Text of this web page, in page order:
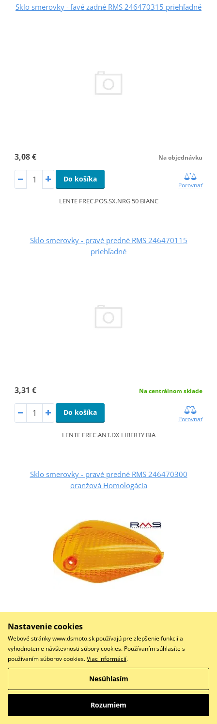
Sklo smerovky - ľavé zadné RMS 246470315 priehľadné
3,08 € Na objednávku
Do košíka
Porovnať
LENTE FREC.POS.SX.NRG 50 BIANC
Sklo smerovky - pravé predné RMS 246470115
priehľadné
3,31 € Na centrálnom sklade
Do košíka
Porovnať
LENTE FREC.ANT.DX LIBERTY BIA
Sklo smerovky - pravé predné RMS 246470300
oranžová Homologácia
3,31 €
Do košíka
Porovnať
LENTE FREC.ANT.DX.NRG 50 GIALL
Sklo smerovky - pravé predné RMS 246470220
oranžová Homologácia
Nastavenie cookies
Webové stránky www.dsmoto.sk používajú pre zlepšenie funkcií a
vyhodnotenie návštevnosti súbory cookies. Používaním súhlasíte s
používaním súborov cookies.Viac informácií.
Nesúhlasím
Rozumiem